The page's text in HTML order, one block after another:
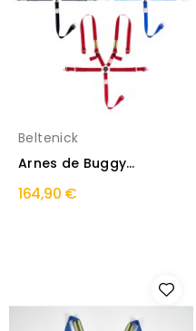
Beltenick
Arnes de Buggy
164,90 €